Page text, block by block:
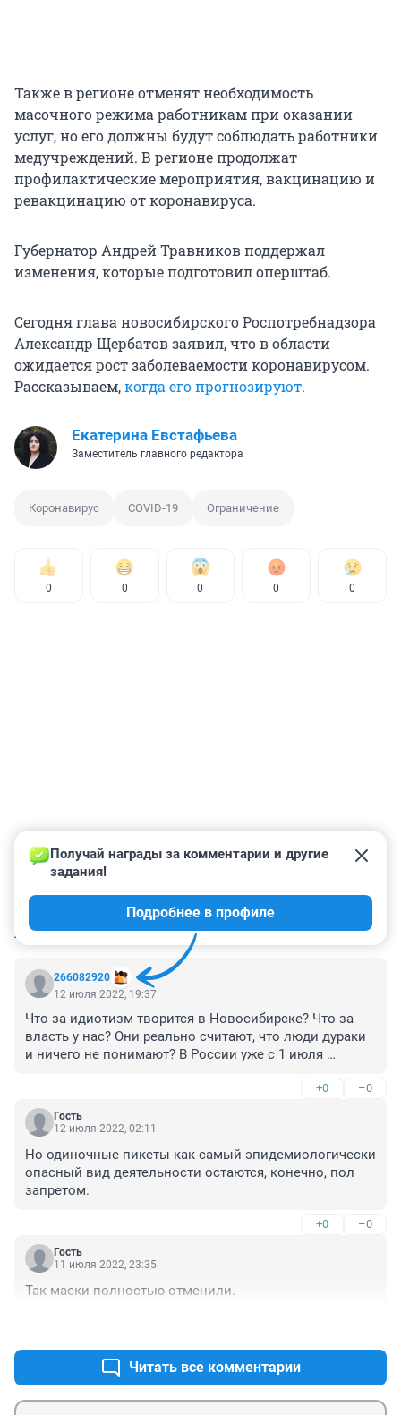
Также в регионе отменят необходимость
масочного режима работникам при оказании
услуг, но его должны будут соблюдать работники
медучреждений. В регионе продолжат
профилактические мероприятия, вакцинацию и
ревакцинацию от коронавируса.
Губернатор Андрей Травников поддержал
изменения, которые подготовил оперштаб.
Сегодня глава новосибирского Роспотребнадзора
Александр Щербатов заявил, что в области
ожидается рост заболеваемости коронавирусом.
Рассказываем,когда его прогнозируют.
Екатерина Евстафьева
Заместитель главного редактора
Коронавирус COVID-19 Ограничение
0 0 0 0 0
КОММЕНТАРИИ 37
266082920
Получай награды за комментарии и другие
задания!
Подробнее в профиле
12 июля 2022, 19:37
Что за идиотизм творится в Новосибирске? Что за
власть у нас? Они реально считают, что люди дураки
и ничего не понимают? В России уже с 1 июля
основании каких законов? И что было на набережной
на день города, можно узнать? Там яблоку негде было
упасть и Травников с Локтем это не волновало, а
городе остались? Хватит позориться перед людьми,
вас уже никто всерьез не воспринимает, толькоти
делаете, что постоянно врете и изворачиваетесь...
+0 –0
Гость
12 июля 2022, 02:11
Но одиночные пикеты как самый эпидемиологически
опасный вид деятельности остаются, конечно, пол
запретом.
+0 –0
Гость
11 июля 2022, 23:35
Так маски полностью отменили.
Читать все комментарии